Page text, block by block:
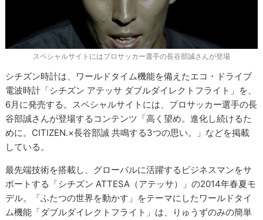
スペシャルサイトにはプロサッカー選手の長谷部誠さんが登場
シチズン時計は、ワールドタイム機能を備えたエコ・ドライブ
電波時計「シチズン アテッサ ダブルダイレクトフライト」を、
6月に発売する。スペシャルサイトには、プロサッカー選手の長
谷部誠さんが登場するコンテンツ「高く望め。進化し続けるた
めに。CITIZEN.×長谷部誠 共鳴する3つの思い。」などを掲載
している。
最先端技術を搭載し、グローバルに活躍するビジネスマンをサ
ポートする「シチズン ATTESA（アテッサ）」の2014年春夏モ
デル。「ふたつの世界を動かす」をテーマにしたワールドタイ
ム機能「ダブルダイレクトフライト」は、りゅうずのみの簡単